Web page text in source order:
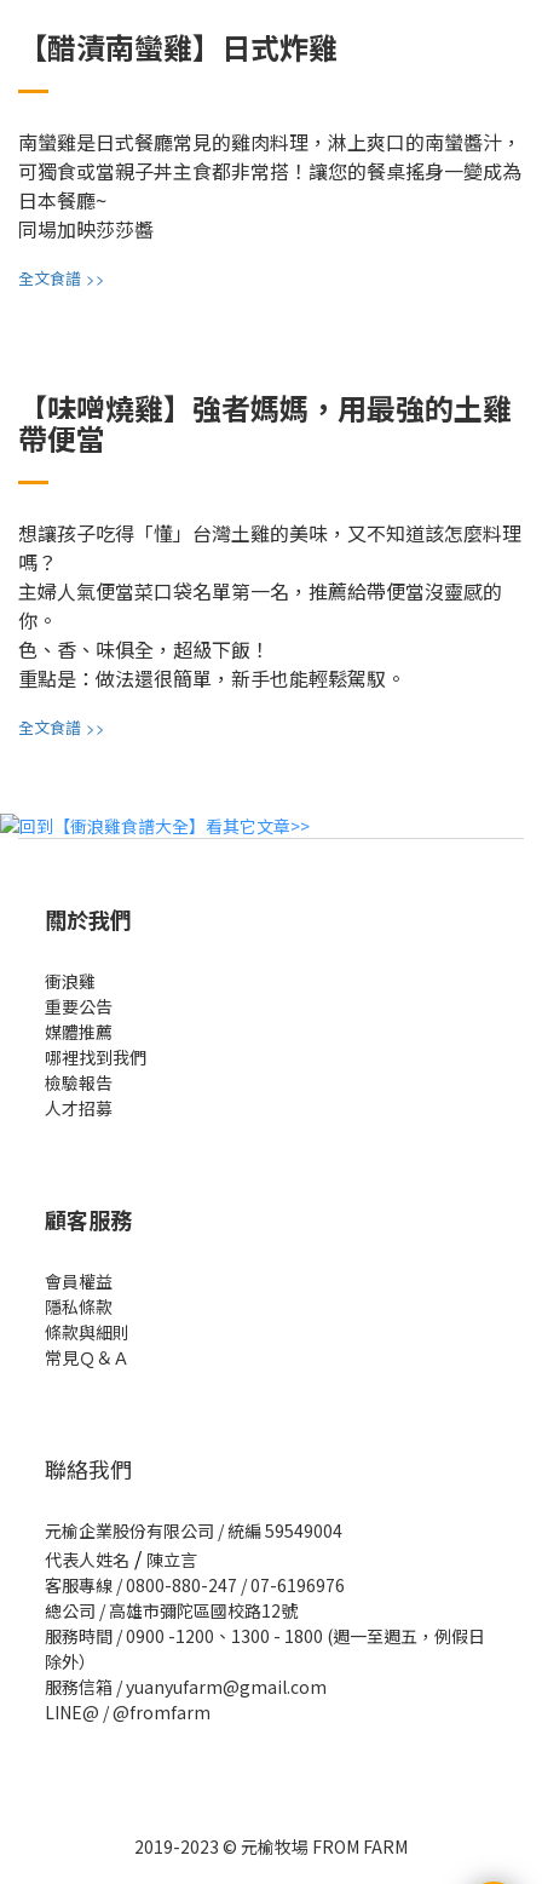
【醋漬南蠻雞】日式炸雞
南蠻雞是日式餐廳常見的雞肉料理，淋上爽口的南蠻醬汁，
可獨食或當親子丼主食都非常搭！讓您的餐桌搖身一變成為
日本餐廳~
同場加映莎莎醬
全文食譜 >>
【味噌燒雞】強者媽媽，用最強的土雞
帶便當
想讓孩子吃得「懂」台灣土雞的美味，又不知道該怎麼料理
嗎？
主婦人氣便當菜口袋名單第一名，推薦給帶便當沒靈感的
你。
色、香、味俱全，超級下飯！
重點是：做法還很簡單，新手也能輕鬆駕馭。
全文食譜 >>
關於我們
衝浪雞
重要公告
媒體推薦
哪裡找到我們
檢驗報告
人才招募
顧客服務
會員權益
隱私條款
條款與細則
常見Ｑ＆Ａ
聯絡我們
元榆企業股份有限公司 / 統編 59549004
代表人姓名 / 陳立言
客服專線 / 0800-880-247 / 07-6196976
總公司 / 高雄市彌陀區國校路12號
服務時間 / 0900 -1200、1300 - 1800 (週一至週五，例假日
除外）
服務信箱 / yuanyufarm@gmail.com
LINE@ /@fromfarm
2019-2023 © 元榆牧場 FROM FARM